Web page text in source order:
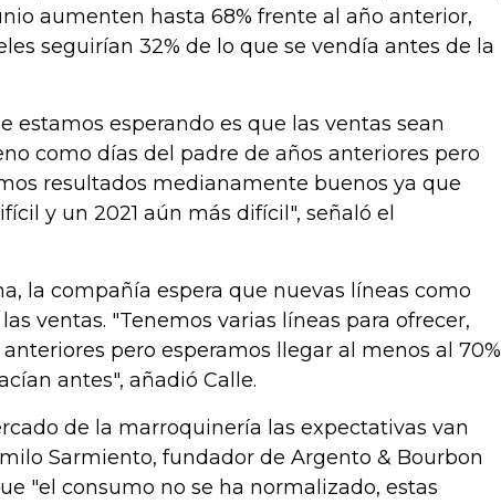
aumenten hasta 68% frente al año anterior,
seguirían 32% de lo que se vendía antes de la
estamos esperando es que las ventas sean
como días del padre de años anteriores pero
resultados medianamente buenos ya que
y un 2021 aún más difícil", señaló el
la compañía espera que nuevas líneas como
ventas. "Tenemos varias líneas para ofrecer,
pero esperamos llegar al menos al 70%
antes", añadió Calle.
de la marroquinería las expectativas van
Sarmiento, fundador de Argento & Bourbon
"el consumo no se ha normalizado, estas